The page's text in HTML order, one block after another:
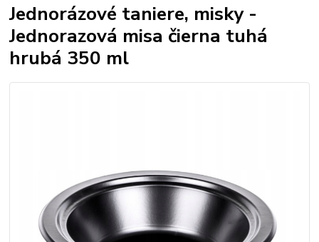
Jednorázové taniere, misky -
Jednorazová misa čierna tuhá
hrubá 350 ml